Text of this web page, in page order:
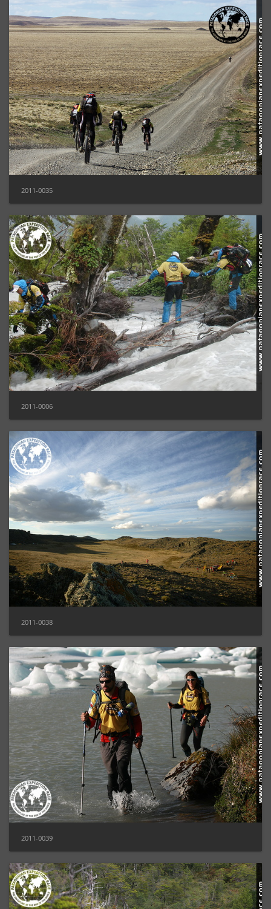
2011-0035
2011-0006
2011-0038
2011-0039